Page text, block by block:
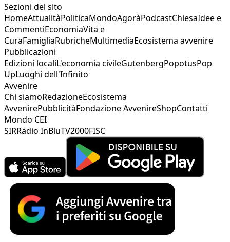
Sezioni del sito
HomeAttualitàPoliticaMondoAgoràPodcastChiesaIdee e
CommentiEconomiaVita e
CuraFamigliaRubricheMultimediaEcosistema avvenire
Pubblicazioni
Edizioni localiL'economia civileGutenbergPopotusPop
UpLuoghi dell'Infinito
Avvenire
Chi siamoRedazioneEcosistema
AvvenirePubblicitàFondazione AvvenireShopContatti
Mondo CEI
SIRRadio InBluTV2000FISC